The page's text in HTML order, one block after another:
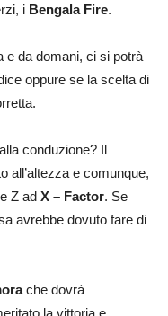
i Bengala Fire.
e da domani, ci si potrà
oppure se la scelta di
conduzione? Il
all’altezza e comunque,
Z ad X – Factor. Se
avrebbe dovuto fare di
che dovrà
la vittoria e